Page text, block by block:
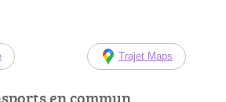
Trajet Maps
en commun